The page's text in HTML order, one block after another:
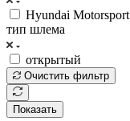
Hyundai Motorsport
тип шлема
открытый
Очистить фильтр
Показать